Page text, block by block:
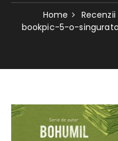
Home Recenzii
bookpic-5-o-